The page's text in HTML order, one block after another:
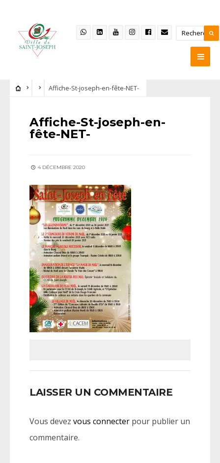
Affiche-St-joseph-en-fête-NET-
Affiche-St-joseph-en-
fête-NET-
4 DÉCEMBRE 2020
LAISSER UN COMMENTAIRE
Vous devez vous connecter pour publier un
commentaire.